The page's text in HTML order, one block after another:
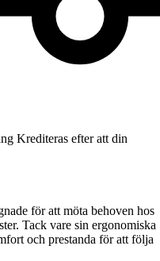
Krediteras efter att din
för att möta behoven hos
Tack vare sin ergonomiska
och prestanda för att följa